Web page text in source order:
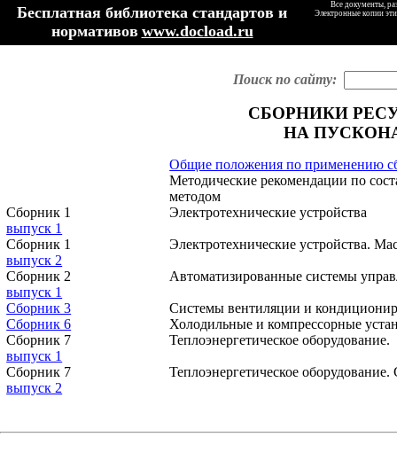
Бесплатная библиотека стандартов и
нормативов www.docload.ru
Все документы,
Электронные копии
Поиск по сайту:
СБОРНИКИ
НА
Общие положения по применению
Методические рекомендации по
методом
Сборник 1
выпуск 1
Электротехнические устройства
Сборник 1
выпуск 2
Электротехнические устройства.
Сборник 2
выпуск 1
Автоматизированные системы
Сборник 3
Системы вентиляции и
Сборник 6
Холодильные и компрессорные
Сборник 7
выпуск 1
Теплоэнергетическое оборудование.
Сборник 7
выпуск 2
Теплоэнергетическое